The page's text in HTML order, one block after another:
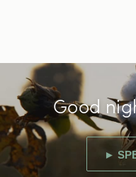
Good
►